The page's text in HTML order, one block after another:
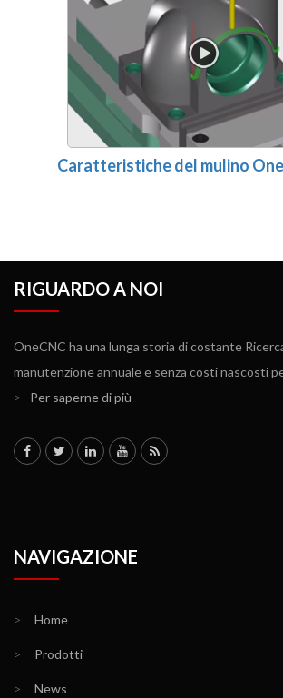
Caratteristiche del mulino
RIGUARDO A NOI
OneCNC ha una lunga storia di costante
manutenzione annuale e senza costi nascosti
>
Per saperne di più
NAVIGAZIONE
> Home
> Prodotti
> News